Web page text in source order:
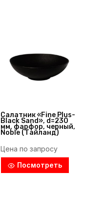
Салатник «Fine Plus-
Black Sand», d=230
мм, фарфор, черный,
Noble (Тайланд)
Цена по запросу
Посмотреть